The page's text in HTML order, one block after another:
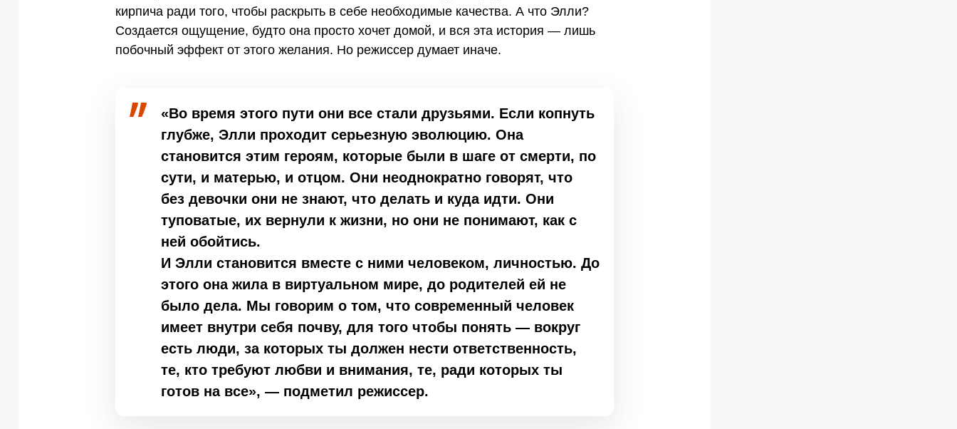
кирпича ради того, чтобы раскрыть в себе необходимые качества. А что Элли?
Создается ощущение, будто она просто хочет домой, и вся эта история — лишь
побочный эффект от этого желания. Но режиссер думает иначе.
«Во время этого пути они все стали друзьями. Если копнуть
глубже, Элли проходит серьезную эволюцию. Она
становится этим героям, которые были в шаге от смерти, по
сути, и матерью, и отцом. Они неоднократно говорят, что
без девочки они не знают, что делать и куда идти. Они
туповатые, их вернули к жизни, но они не понимают, как с
ней обойтись.
И Элли становится вместе с ними человеком, личностью. До
этого она жила в виртуальном мире, до родителей ей не
было дела. Мы говорим о том, что современный человек
имеет внутри себя почву, для того чтобы понять — вокруг
есть люди, за которых ты должен нести ответственность,
те, кто требуют любви и внимания, те, ради которых ты
готов на все», — подметил режиссер.